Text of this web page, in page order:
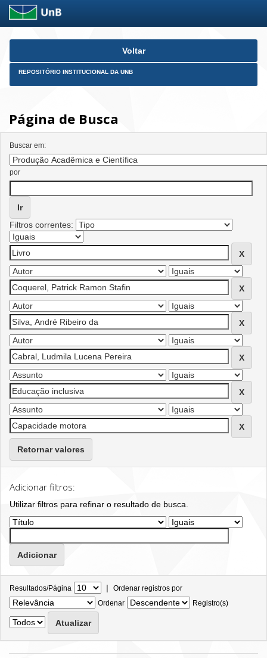
Skip
Voltar
REPOSITÓRIO INSTITUCIONAL DA UNB
Página de Busca
Buscar em:
por
Filtros correntes:
Retornar valores
Adicionar filtros:
Utilizar filtros para refinar o resultado de busca.
Resultados/Página | Ordenar registros por
Ordenar
Registro(s)